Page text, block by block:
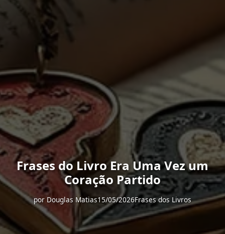
Frases do Livro Era Uma Vez um
Coração Partido
por Douglas Matias15/05/2026Frases dos Livros